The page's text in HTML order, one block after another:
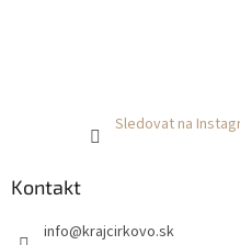
Sledovat na
Kontakt
info@krajcirkovo.sk